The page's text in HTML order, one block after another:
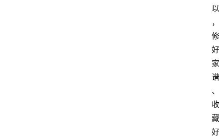
以
，
修
好
家
谱
、
收
藏
好